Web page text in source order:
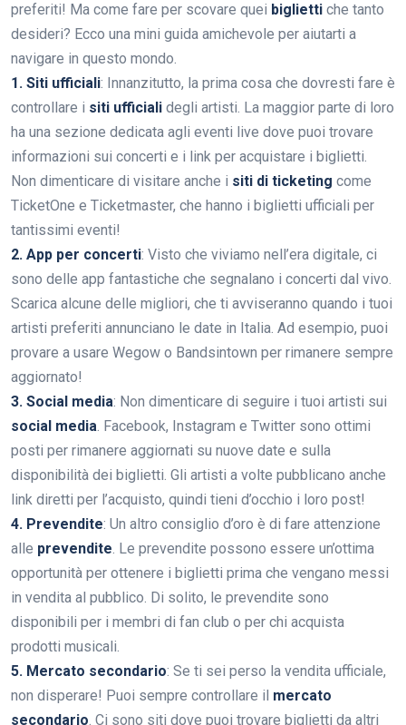
preferiti! Ma come fare per scovare quei biglietti che tanto
desideri? Ecco una mini guida amichevole per aiutarti a
navigare in questo mondo.
1. Siti ufficiali: Innanzitutto, la prima cosa che dovresti fare è
controllare i siti ufficiali degli artisti. La maggior parte di loro
ha una sezione dedicata agli eventi live dove puoi trovare
informazioni sui concerti e i link per acquistare i biglietti.
Non dimenticare di visitare anche i siti di ticketing come
TicketOne e Ticketmaster, che hanno i biglietti ufficiali per
tantissimi eventi!
2. App per concerti: Visto che viviamo nell’era digitale, ci
sono delle app fantastiche che segnalano i concerti dal vivo.
Scarica alcune delle migliori, che ti avviseranno quando i tuoi
artisti preferiti annunciano le date in Italia. Ad esempio, puoi
provare a usare Wegow o Bandsintown per rimanere sempre
aggiornato!
3. Social media: Non dimenticare di seguire i tuoi artisti sui
social media. Facebook, Instagram e Twitter sono ottimi
posti per rimanere aggiornati su nuove date e sulla
disponibilità dei biglietti. Gli artisti a volte pubblicano anche
link diretti per l’acquisto, quindi tieni d’occhio i loro post!
4. Prevendite: Un altro consiglio d’oro è di fare attenzione
alle prevendite. Le prevendite possono essere un’ottima
opportunità per ottenere i biglietti prima che vengano messi
in vendita al pubblico. Di solito, le prevendite sono
disponibili per i membri di fan club o per chi acquista
prodotti musicali.
5. Mercato secondario: Se ti sei perso la vendita ufficiale,
non disperare! Puoi sempre controllare il mercato
secondario. Ci sono siti dove puoi trovare biglietti da altri